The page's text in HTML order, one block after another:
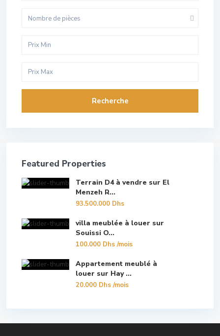
Nombre de pièces
Recherche
Featured Properties
Terrain D4 à vendre sur El
Menzeh R...
93.500.000 Dhs
villa meublée à louer sur
Souissi O...
100.000 Dhs/mois
Appartement meublé à
louer sur Hay ...
20.000 Dhs/mois